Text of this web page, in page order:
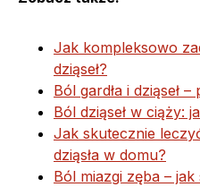
Jak kompleksowo
dziąseł?
Ból gardła i dziąseł
Ból dziąseł w ciąży:
Jak skutecznie
dziąsła w domu?
Ból miazgi zęba –